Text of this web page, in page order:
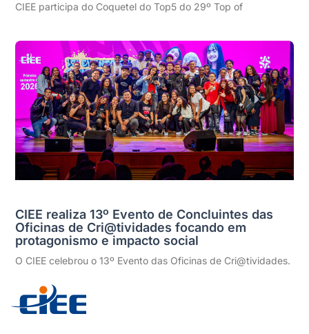
CIEE participa do Coquetel do Top5 do 29º Top of
CIEE realiza 13º Evento de Concluintes das
Oficinas de Cri@tividades focando em
protagonismo e impacto social
O CIEE celebrou o 13º Evento das Oficinas de Cri@tividades.